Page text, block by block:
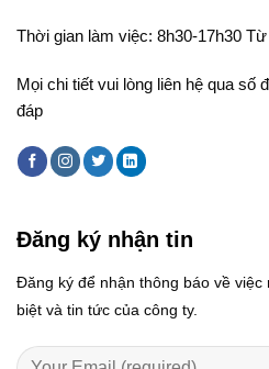
Thời gian làm việc: 8h30-17h30
Mọi chi tiết vui lòng liên hệ qua số
đáp
Đăng ký nhận tin
Đăng ký để nhận thông báo về
biệt và tin tức của công ty.